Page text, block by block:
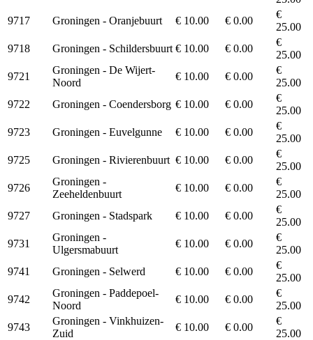
9717
Groningen - Oranjebuurt € 10.00 € 0.00
€
25.00
9718
Groningen - Schildersbuurt € 10.00 € 0.00
€
25.00
9721
Groningen - De Wijert-
Noord
€ 10.00 € 0.00
€
25.00
9722
Groningen - Coendersborg € 10.00 € 0.00
€
25.00
9723
Groningen - Euvelgunne € 10.00 € 0.00
€
25.00
9725
Groningen - Rivierenbuurt € 10.00 € 0.00
€
25.00
9726
Groningen -
Zeeheldenbuurt
€ 10.00 € 0.00
€
25.00
9727
Groningen - Stadspark € 10.00 € 0.00
€
25.00
9731
Groningen -
Ulgersmabuurt
€ 10.00 € 0.00
€
25.00
9741
Groningen - Selwerd € 10.00 € 0.00
€
25.00
9742
Groningen - Paddepoel-
Noord
€ 10.00 € 0.00
€
25.00
9743
Groningen - Vinkhuizen-
Zuid
€ 10.00 € 0.00
€
25.00